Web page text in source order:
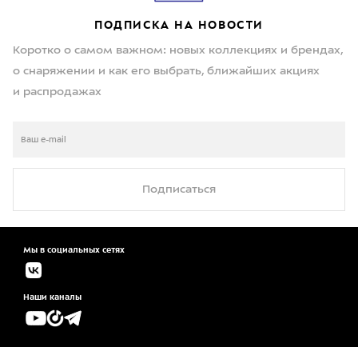
ПОДПИСКА НА НОВОСТИ
Коротко о самом важном: новых коллекциях и брендах,
о снаряжении и как его выбрать, ближайших акциях
и распродажах
Подписаться
Мы в социальных сетях
Наши каналы